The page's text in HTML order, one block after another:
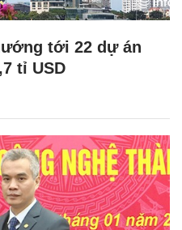
tới 22 dự án
tỉ USD